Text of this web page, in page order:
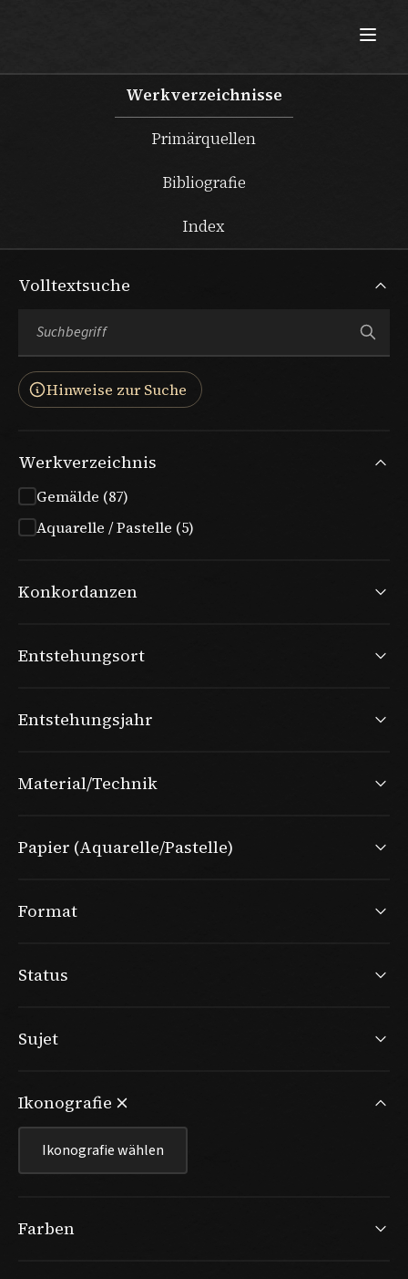
Werkverzeichnisse
Primärquellen
Bibliografie
Index
Volltextsuche
Hinweise zur Suche
Werkverzeichnis
Gemälde (87)
Aquarelle / Pastelle (5)
Konkordanzen
Entstehungsort
Entstehungsjahr
Material/Technik
Papier (Aquarelle/Pastelle)
Format
Status
Sujet
Ikonografie
Ikonografie wählen
Farben